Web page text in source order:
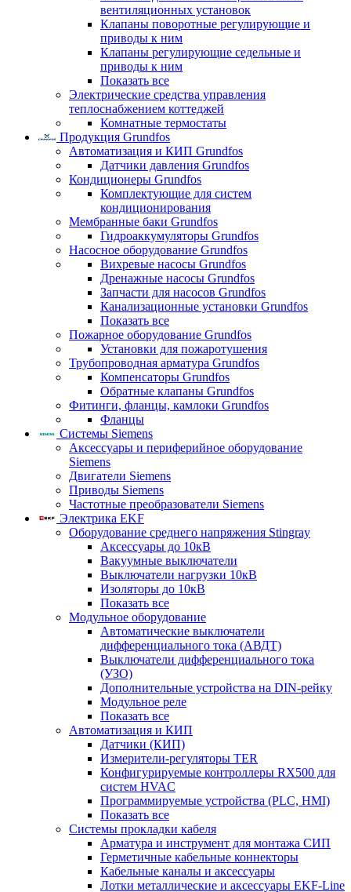
вентиляционных установок
Клапаны поворотные регулирующие и
приводы к ним
Клапаны регулирующие седельные и
приводы к ним
Показать все
Электрические средства управления
теплоснабжением коттеджей
Комнатные термостаты
Продукция Grundfos
Автоматизация и КИП Grundfos
Датчики давления Grundfos
Кондиционеры Grundfos
Комплектующие для систем
кондиционирования
Мембранные баки Grundfos
Гидроаккумуляторы Grundfos
Насосное оборудование Grundfos
Вихревые насосы Grundfos
Дренажные насосы Grundfos
Запчасти для насосов Grundfos
Канализационные установки Grundfos
Показать все
Пожарное оборудование Grundfos
Установки для пожаротушения
Трубопроводная арматура Grundfos
Компенсаторы Grundfos
Обратные клапаны Grundfos
Фитинги, фланцы, камлоки Grundfos
Фланцы
Системы Siemens
Аксессуары и периферийное оборудование
Siemens
Двигатели Siemens
Приводы Siemens
Частотные преобразователи Siemens
Электрика EKF
Оборудование среднего напряжения Stingray
Аксессуары до 10кВ
Вакуумные выключатели
Выключатели нагрузки 10кВ
Изоляторы до 10кВ
Показать все
Модульное оборудование
Автоматические выключатели
дифференциального тока (АВДТ)
Выключатели дифференциального тока
(УЗО)
Дополнительные устройства на DIN-рейку
Модульное реле
Показать все
Автоматизация и КИП
Датчики (КИП)
Измерители-регуляторы TER
Конфигурируемые контроллеры RX500 для
систем HVAC
Программируемые устройства (PLC, HMI)
Показать все
Системы прокладки кабеля
Арматура и инструмент для монтажа СИП
Герметичные кабельные коннекторы
Кабельные каналы и аксессуары
Лотки металлические и аксессуары EKF-Line